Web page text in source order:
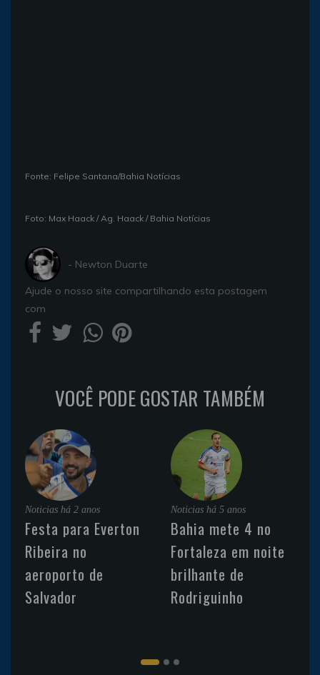
Fonte: Felipe Santana/Bahia Notícias
Foto: Max Haack / Ag. Haack / Bahia Notícias
- Newton Duarte
Ajude o nosso site compartilhando esta postagem
com
VOCÊ PODE GOSTAR TAMBÉM
Noticias há 2 anos
Festa para Everton
Ribeira no
aeroporto de
Salvador
Noticias há 5 anos
Bahia mete 4 no
Fortaleza em noite
brilhante de
Rodriguinho